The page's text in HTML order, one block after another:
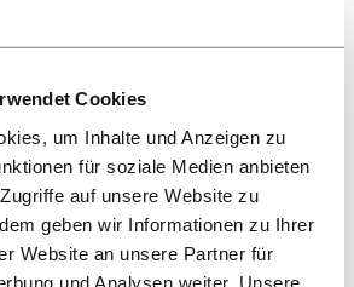
Cookies
um Inhalte und Anzeigen zu
für soziale Medien anbieten
auf unsere Website zu
geben wir Informationen zu Ihrer
Website an unsere Partner für
und Analysen weiter. Unsere